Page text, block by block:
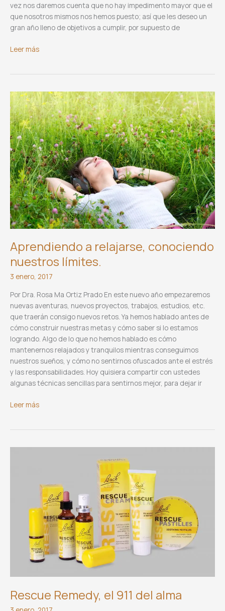
vez nos daremos cuenta que no hay impedimento mayor que el
que nosotros mismos nos hemos puesto; así que les deseo un
gran año lleno de objetivos a cumplir, por supuesto de
Qué
elegir…
Leer más
Aprendiendo a relajarse, conociendo
nuestros límites.
3 enero, 2017
Por Dra. Rosa Ma Ortiz Prado En este nuevo año empezaremos
nuevas aventuras, nuevos proyectos, trabajos, estudios, etc.
que traerán consigo nuevos retos. Ya hemos hablado antes de
cómo construir nuestras metas y cómo saber si lo estamos
logrando. Algo de lo que no hemos hablado es cómo
mantenernos relajados y tranquilos mientras conseguimos
nuestros sueños, y cómo no sentirnos ofuscados ante el estrés
y las responsabilidades. Hoy quisiera compartir con ustedes
algunas técnicas sencillas para sentirnos mejor, para dejar ir
Aprendiendo
nuestros
Leer más
Rescue Remedy, el 911 del alma